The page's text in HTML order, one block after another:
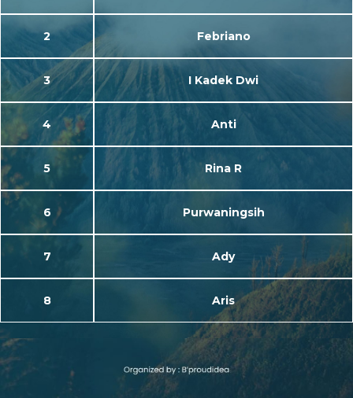
2 Febriano
3 I Kadek Dwi
4 Anti
5 Rina R
6 Purwaningsih
7 Ady
8 Aris